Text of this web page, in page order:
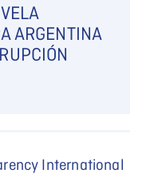
ARGENTINA
International